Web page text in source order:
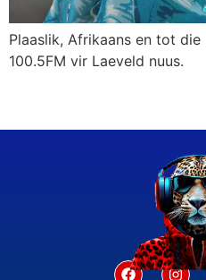
Plaaslik, Afrikaans en tot
100.5FM vir Laeveld nuus.